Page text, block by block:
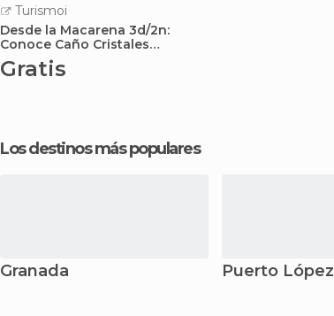
Turismoi
Desde la Macarena 3d/2n:
Conoce Caño Cristales
Espectacular
Gratis
Los destinos más populares
Granada Puerto López